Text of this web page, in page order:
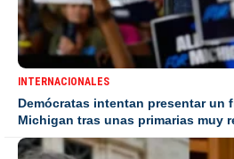
INTERNACIONALES
Demócratas intentan presentar un
Michigan tras unas primarias muy